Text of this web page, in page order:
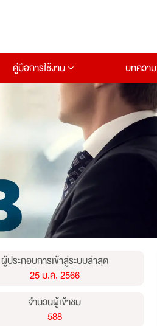
คู่มือการใช้งาน บทความ
ผู้ประกอบการเข้าสู่ระบบล่าสุด
25 ม.ค. 2566
จำนวนผู้เข้าชม
588